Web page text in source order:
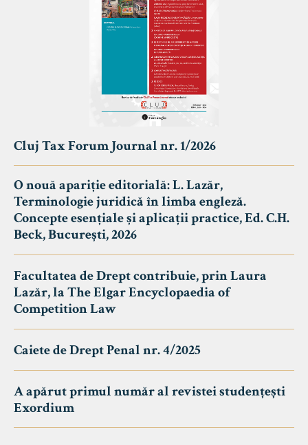
Cluj Tax Forum Journal nr. 1/2026
O nouă apariție editorială: L. Lazăr,
Terminologie juridică în limba engleză.
Concepte esențiale și aplicații practice, Ed. C.H.
Beck, București, 2026
Facultatea de Drept contribuie, prin Laura
Lazăr, la The Elgar Encyclopaedia of
Competition Law
Caiete de Drept Penal nr. 4/2025
A apărut primul număr al revistei studențești
Exordium